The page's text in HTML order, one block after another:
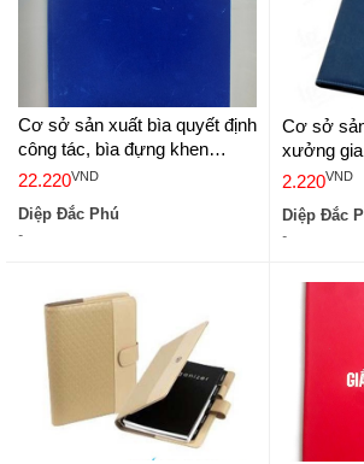
Cơ sở sản xuất bìa quyết định
công tác, bìa đựng khen
thưởng
22.220VND
Diệp Đắc Phú
-
Cơ sở
xưởng
agenda
2.220VND
Diệp Đắc
-